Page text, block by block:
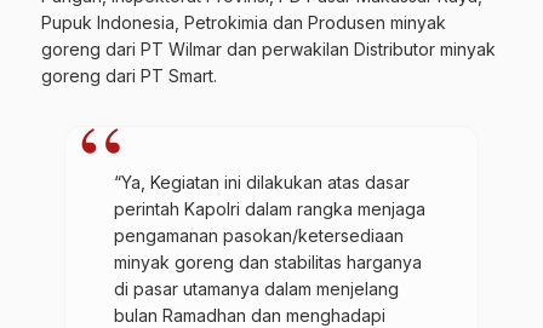
Pupuk Indonesia, Petrokimia dan Produsen minyak
goreng dari PT Wilmar dan perwakilan Distributor minyak
goreng dari PT Smart.
“Ya, Kegiatan ini dilakukan atas dasar
perintah Kapolri dalam rangka menjaga
pengamanan pasokan/ketersediaan
minyak goreng dan stabilitas harganya
di pasar utamanya dalam menjelang
bulan Ramadhan dan menghadapi